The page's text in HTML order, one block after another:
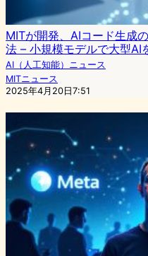
MITが開発、AIコード生成
法 – 小規模モデルで大型AI
AI（人工知能）ニュース
MITニュース
2025年4月20日7:51